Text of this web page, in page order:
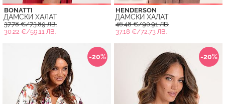
BONATTI
ДАМСКИ ХАЛАТ
37.78 €/73.89 ЛВ.
30.22 €/59.11 ЛВ.
HENDERSON
ДАМСКИ ХАЛАТ
46.48 €/90.91 ЛВ.
37.18 €/72.73 ЛВ.
-20% -20%